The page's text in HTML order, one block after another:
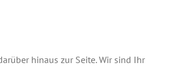
hinaus zur Seite. Wir sind Ihr